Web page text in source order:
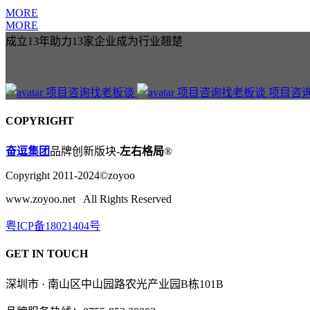
MORE
MORE
成立13年助力13家企业成为行业翘楚
项目咨
COPYRIGHT
奋逗集团品牌创新版块-左右格局®
Copyright 2011-2024©zoyoo
www.zoyoo.net All Rights Reserved
粤ICP备18021404号
GET IN TOUCH
深圳市 · 南山区中山园路农光产业园B栋101B